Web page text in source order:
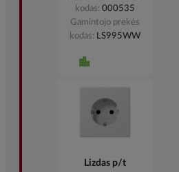
kodas 516623
Gamintojo prekės
kodas
LS981SWM
Klavišas